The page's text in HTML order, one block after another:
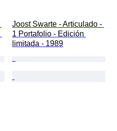
Joost Swarte - Articulado -
1 Portafolio - Edición
limitada - 1989